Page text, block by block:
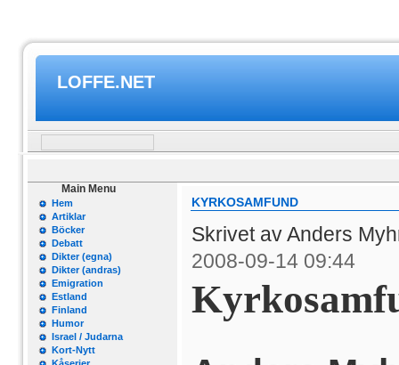
LOFFE.NET
Main Menu
Hem
Artiklar
Böcker
Debatt
Dikter (egna)
Dikter (andras)
Emigration
Estland
Finland
Humor
Israel / Judarna
Kort-Nytt
KYRKOSAMFUND
Skrivet av Anders
2008-09-14 09:44